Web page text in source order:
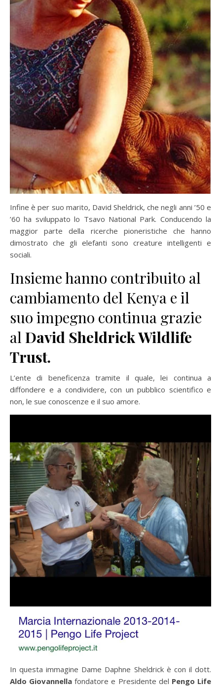
Infine è per suo marito, David Sheldrick, che negli anni ’50 e
’60 ha sviluppato lo Tsavo National Park. Conducendo la
maggior parte della ricerche pioneristiche che hanno
dimostrato che gli elefanti sono creature intelligenti e
sociali.
Insieme hanno contribuito al
cambiamento del Kenya e il
suo impegno continua grazie
alDavid Sheldrick Wildlife
Trust.
L’ente di beneficenza tramite il quale, lei continua a
diffondere e a condividere, con un pubblico scientifico e
non, le sue conoscenze e il suo amore.
In questa immagine Dame Daphne Sheldrick è con il dott.
Aldo Giovannellafondatore e Presidente del Pengo Life